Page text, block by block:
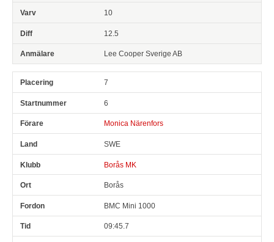
10
12.5
Lee Cooper Sverige AB
7
6
Monica Närenfors
SWE
Borås MK
Borås
BMC Mini 1000
09:45.7